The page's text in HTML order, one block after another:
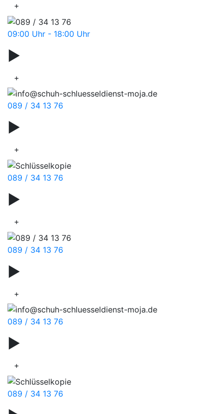
+
09:00 Uhr - 18:00 Uhr
▶
+
089 / 34 13 76
▶
+
089 / 34 13 76
▶
+
089 / 34 13 76
▶
+
089 / 34 13 76
▶
+
089 / 34 13 76